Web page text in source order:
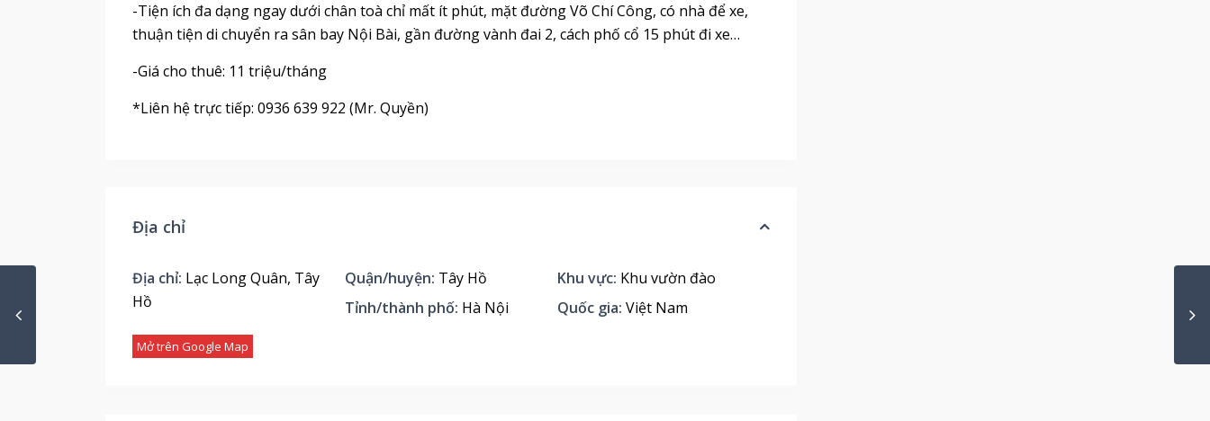
-Tiện ích đa dạng ngay dưới chân toà chỉ mất ít phút, mặt đường Võ Chí Công, có nhà để xe,
thuận tiện di chuyển ra sân bay Nội Bài, gần đường vành đai 2, cách phố cổ 15 phút đi xe…
-Giá cho thuê: 11 triệu/tháng
*Liên hệ trực tiếp: 0936 639 922 (Mr. Quyền)
Địa chỉ
Địa chỉ: Lạc Long Quân, Tây
Hồ
Quận/huyện: Tây Hồ Khu vực: Khu vườn đào
Tỉnh/thành phố: Hà Nội Quốc gia: Việt Nam
Mở trên Google Map